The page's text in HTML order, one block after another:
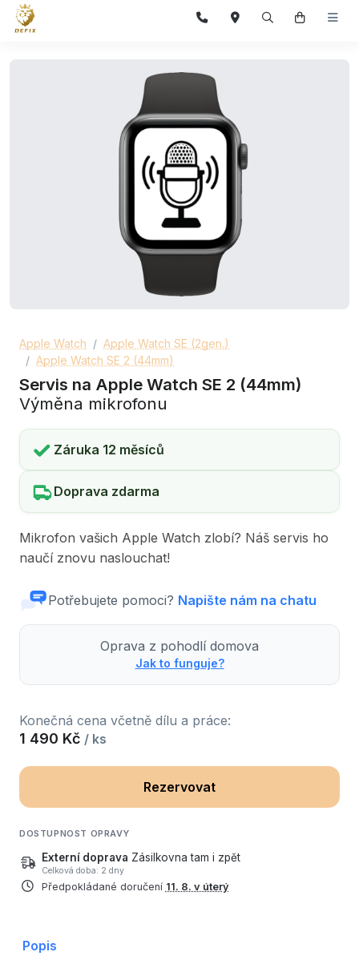
Apple Watch
Apple Watch SE (2gen.)
Apple Watch SE 2 (44mm)
Servis na Apple Watch SE 2 (44mm)
Výměna mikrofonu
Záruka 12 měsíců
Doprava zdarma
Mikrofon vašich Apple Watch zlobí? Náš servis ho
naučí znovu naslouchat!
Potřebujete pomoci? Napište nám na chatu
Oprava z pohodlí domova
Jak to funguje?
Konečná cena včetně dílu a práce:
1 490 Kč / ks
Rezervovat
DOSTUPNOST OPRAVY
Externí doprava Zásilkovna tam i zpět
Celková doba: 2 dny
Předpokládané doručení 11. 8. v úterý
Popis